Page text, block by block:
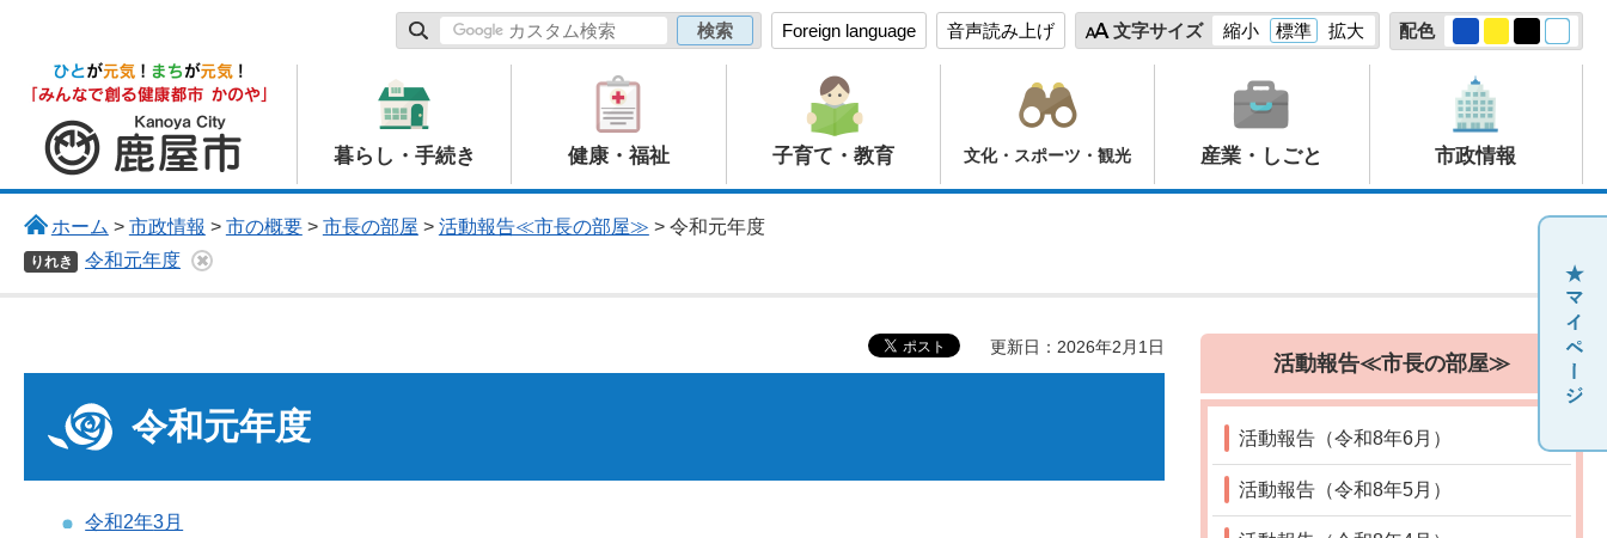
Foreign language 音声読み上げ 文字サイズ 縮小 標準 拡大 配色
鹿屋市
暮らし・手続き 健康・福祉 子育て・教育 文化・スポーツ・観光 産業・しごと 市政情報
ホーム > 市政情報 > 市の概要> 市長の部屋 > 活動報告≪市長の部屋≫ > 令和元年度
りれき 令和元年度
更新日：2026年2月1日
令和元年度
令和2年3月
活動報告≪市長の部屋≫
活動報告（令和8年6月）
活動報告（令和8年5月）